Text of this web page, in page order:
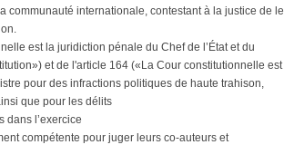
communauté internationale, contestant à la justice de le
est la juridiction pénale du Chef de l’État et du
et de l'article 164 («La Cour constitutionnelle est
pour des infractions politiques de haute trahison,
que pour les délits
dans l’exercice
compétente pour juger leurs co-auteurs et